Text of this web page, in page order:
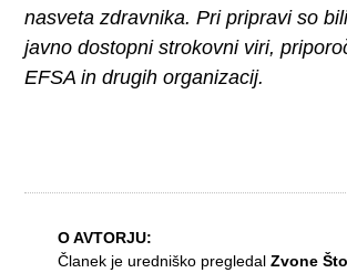
nasveta zdravnika. Pri pripravi so
javno dostopni strokovni viri,
EFSA in drugih organizacij.
O AVTORJU:
Članek je uredniško pregledalZvone